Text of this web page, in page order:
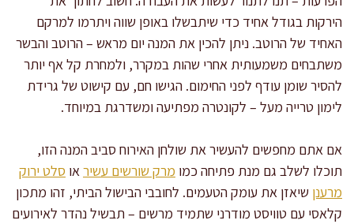
הירקות בגודל אחיד כדי שיתבשלו באופן שווה ויתרמו למרקם
האחיד של הרוטב. ניתן להכין את המנה יום מראש – הרוטב והבשר
משתבחים משמעותית אחרי שהות במקרר, ולמחרת קל אף יותר
להסיר שומן עודף לפני החימום. הגישו חם, עם קישוט של גרידת
לימון טרייה מעל – לקונטרה מפתיעה ומשדרגת במיוחד.
אם אתם מחפשים להעשיר את שולחן האירוח סביב המנה הזו,
תוכלו לשלב גם מנת פתיחה כמו מרק שורשים עשיראו סלט ירוק
מרענן שיאזן את עומק הטעמים. לחובבי הבישול הביתי, זהו מתכון
קלאסי עם טוויסט מודרני שתמיד מרשים – תבשיל נהדר לאירועים